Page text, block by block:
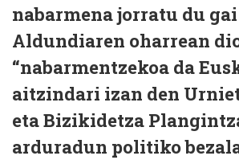
nabarmena jorratu du
Aldundiaren oharrean
“nabarmentzekoa da
aitzindari izan den
eta Bizikidetza
arduradun politiko